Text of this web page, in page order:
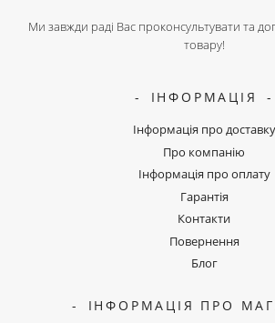
Ми завжди раді Вас проконсультувати та
товару!
ІНФОРМАЦІЯ
Інформація про доставку
Про компанію
Інформація про оплату
Гарантія
Контакти
Повернення
Блог
ІНФОРМАЦІЯ ПРО